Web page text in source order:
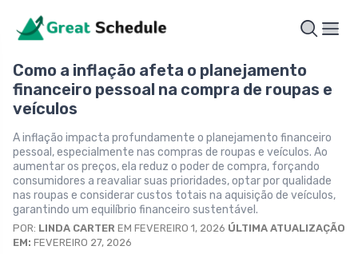
Como a inflação afeta o planejamento
financeiro pessoal na compra de roupas e
veículos
A inflação impacta profundamente o planejamento financeiro
pessoal, especialmente nas compras de roupas e veículos. Ao
aumentar os preços, ela reduz o poder de compra, forçando
consumidores a reavaliar suas prioridades, optar por qualidade
nas roupas e considerar custos totais na aquisição de veículos,
garantindo um equilíbrio financeiro sustentável.
POR: LINDA CARTER EM FEVEREIRO 1, 2026 ÚLTIMA ATUALIZAÇÃO
EM: FEVEREIRO 27, 2026